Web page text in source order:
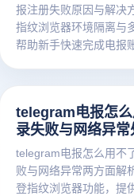
报注册失败原因与解决
指纹浏览器环境隔离与
帮助新手快速完成电报
telegram电报怎
录失败与网络异
telegram电报怎么用不
败与网络异常两方面解
登指纹浏览器功能，提